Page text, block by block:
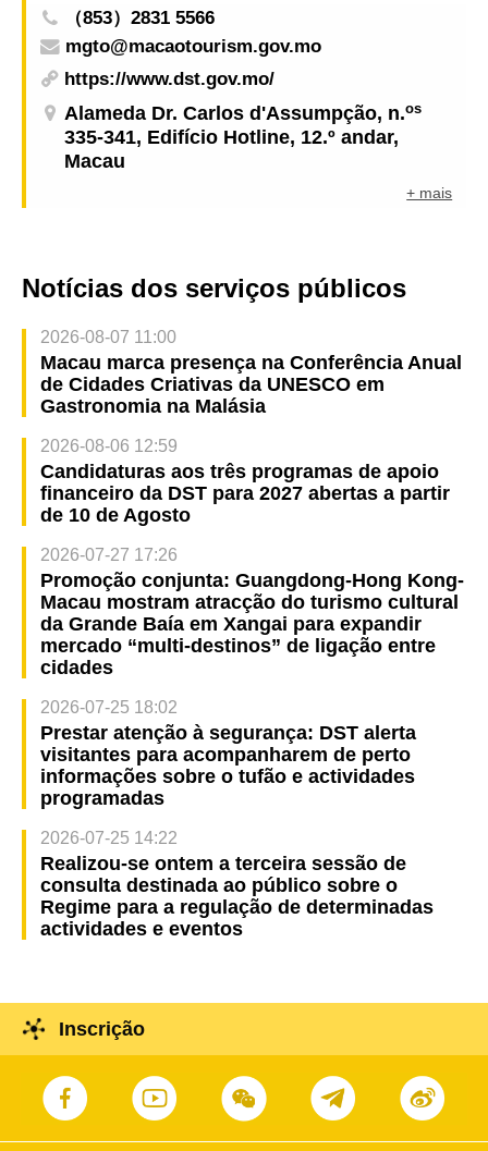
（853）2831 5566
mgto@macaotourism.gov.mo
https://www.dst.gov.mo/
Alameda Dr. Carlos d'Assumpção, n.os
335-341, Edifício Hotline, 12.º andar,
Macau
+ mais
Notícias dos serviços públicos
2026-08-07 11:00
Macau marca presença na Conferência Anual
de Cidades Criativas da UNESCO em
Gastronomia na Malásia
2026-08-06 12:59
Candidaturas aos três programas de apoio
financeiro da DST para 2027 abertas a partir
de 10 de Agosto
2026-07-27 17:26
Promoção conjunta: Guangdong-Hong Kong-
Macau mostram atracção do turismo cultural
da Grande Baía em Xangai para expandir
mercado “multi-destinos” de ligação entre
cidades
2026-07-25 18:02
Prestar atenção à segurança: DST alerta
visitantes para acompanharem de perto
informações sobre o tufão e actividades
programadas
2026-07-25 14:22
Realizou-se ontem a terceira sessão de
consulta destinada ao público sobre o
Regime para a regulação de determinadas
actividades e eventos
Inscrição